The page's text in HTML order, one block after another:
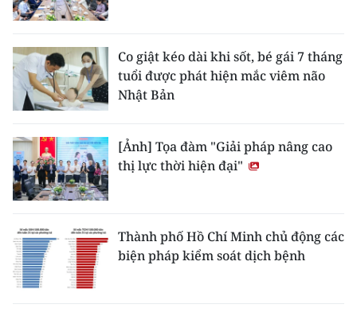
Co giật kéo dài khi sốt, bé gái 7 tháng
tuổi được phát hiện mắc viêm não
Nhật Bản
[Ảnh] Tọa đàm "Giải pháp nâng cao
thị lực thời hiện đại"
Thành phố Hồ Chí Minh chủ động các
biện pháp kiểm soát dịch bệnh